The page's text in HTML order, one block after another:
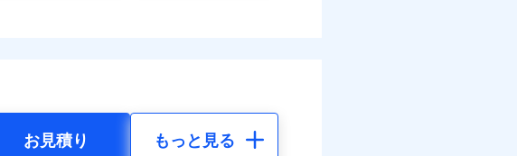
お見積り もっと見る